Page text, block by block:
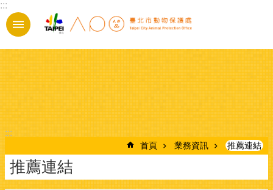
跳到主要內容區塊
:::
:::
首頁 業務資訊 推薦連結
推薦連結